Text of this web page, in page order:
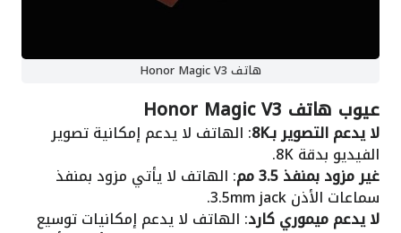
هاتف Honor Magic V3
عيوب هاتف Honor Magic V3
لا يدعم التصوير بـ8K : الهاتف لا يدعم إمكانية تصوير
الفيديو بدقة 8K.
غير مزود بمنفذ 3.5 مم : الهاتف لا يأتي مزود بمنفذ
سماعات الأذن 3.5mm jack.
لا يدعم ميموري كارد: الهاتف لا يدعم إمكانيات توسيع